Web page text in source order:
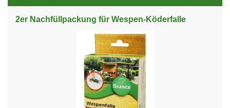
2er Nachfüllpackung für Wespen-Köderfalle